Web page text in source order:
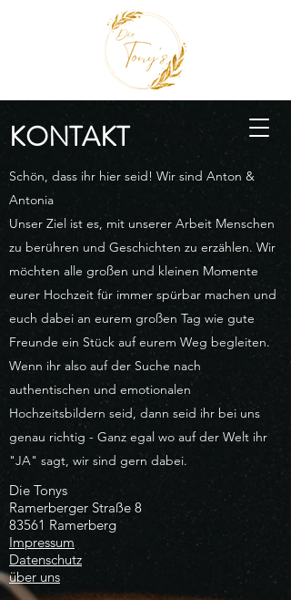
KONTAKT
Schön, dass ihr hier seid! Wir sind Anton &
Antonia
Unser Ziel ist es, mit unserer Arbeit Menschen
zu berühren und Geschichten zu erzählen. Wir
möchten alle großen und kleinen Momente
eurer Hochzeit für immer spürbar machen und
euch dabei an eurem großen Tag wie gute
Freunde ein Stück auf eurem Weg begleiten.
Wenn ihr also auf der Suche nach
authentischen und emotionalen
Hochzeitsbildern seid, dann seid ihr bei uns
genau richtig - Ganz egal wo auf der Welt ihr
"JA" sagt, wir sind gern dabei.
Die Tonys
Ramerberger Straße 8
83561 Ramerberg
Impressum
Datenschutz
über uns